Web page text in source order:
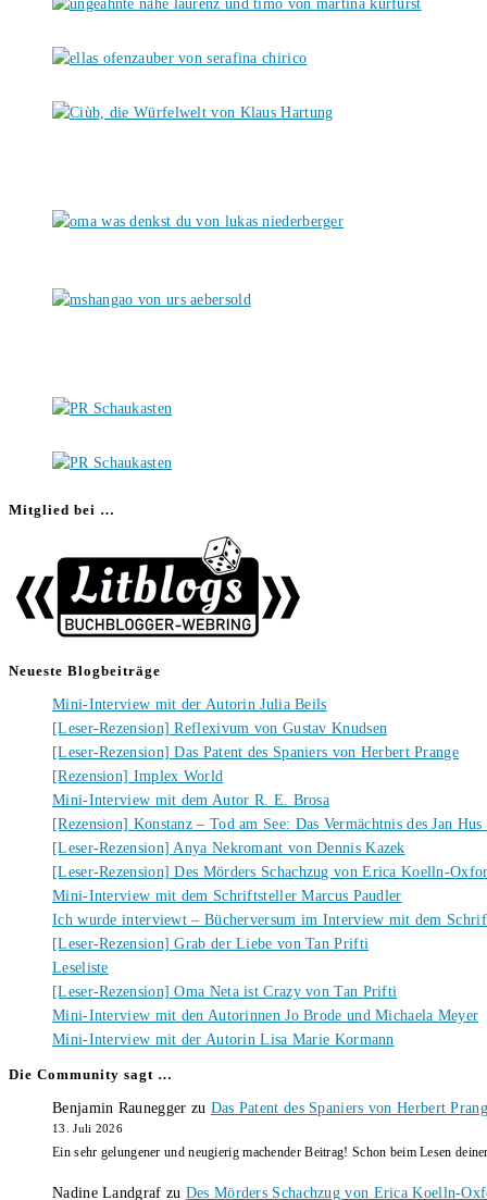
Mitglied bei …
Neueste Blogbeiträge
Mini-Interview mit der Autorin Julia Beils
[Leser-Rezension] Reflexivum von Gustav Knudsen
[Leser-Rezension] Das Patent des Spaniers von Herbert Prange
[Rezension] Implex World
Mini-Interview mit dem Autor R. E. Brosa
[Rezension] Konstanz – Tod am See: Das Vermächtnis des Jan
[Leser-Rezension] Anya Nekromant von Dennis Kazek
[Leser-Rezension] Des Mörders Schachzug von Erica Koelln-
Mini-Interview mit dem Schriftsteller Marcus Paudler
Ich wurde interviewt – Bücherversum im Interview mit dem
[Leser-Rezension] Grab der Liebe von Tan Prifti
Leseliste
[Leser-Rezension] Oma Neta ist Crazy von Tan Prifti
Mini-Interview mit den Autorinnen Jo Brode und Michaela Meyer
Mini-Interview mit der Autorin Lisa Marie Kormann
Die Community sagt …
Benjamin Raunegger zu Das Patent des Spaniers von Herbert
13. Juli 2026
Ein sehr gelungener und neugierig machender Beitrag! Schon beim Lesen
Nadine Landgraf zu Des Mörders Schachzug von Erica Koelln-